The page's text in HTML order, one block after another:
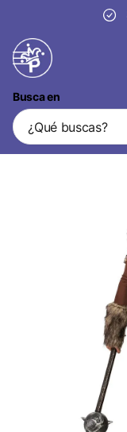
Busca en
Disfraz de
Vendedor Boland